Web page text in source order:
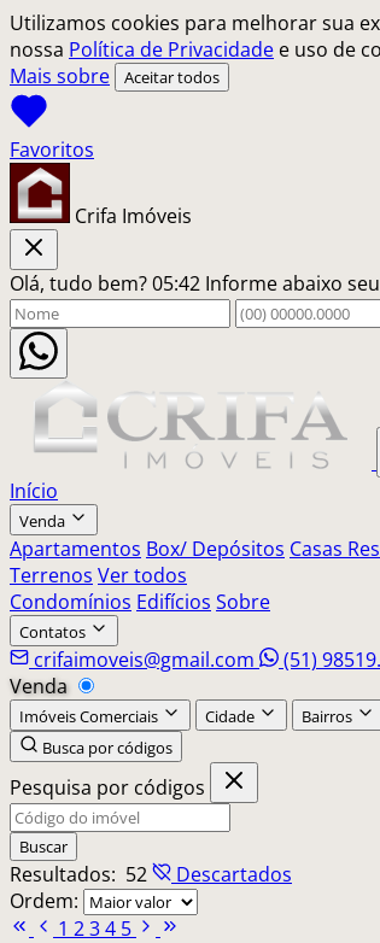
Utilizamos cookies para melhorar sua
nossa Política de Privacidade e uso de
Mais sobre
Aceitar todos
Crifa Imóveis
Olá, tudo bem?05:42 Informe abaixo
Início
Venda
Apartamentos Box/ Depósitos Casas
Terrenos Ver todos
Condomínios Edifícios Sobre
Contatos
crifaimoveis@gmail.com (51)
Venda
Imóveis Comerciais Cidade Bairros
Busca por códigos
Pesquisa por códigos
Buscar
Resultados: 52
Descartados
Ordem:
1 234 5